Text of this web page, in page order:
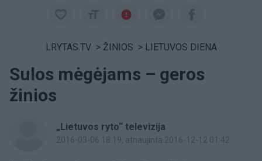
LRYTAS.TV > ŽINIOS > LIETUVOS DIENA
Sulos mėgėjams – geros
žinios
„Lietuvos ryto“ televizija
2016-03-06 18:19, atnaujinta 2016-12-12 01:42